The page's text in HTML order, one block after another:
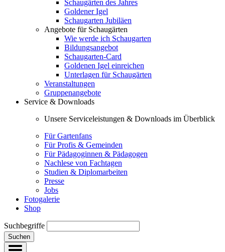
Schaugärten des Jahres
Goldener Igel
Schaugarten Jubiläen
Angebote für Schaugärten
Wie werde ich Schaugarten
Bildungsangebot
Schaugarten-Card
Goldenen Igel einreichen
Unterlagen für Schaugärten
Veranstaltungen
Gruppenangebote
Service & Downloads
Unsere Serviceleistungen & Downloads im Überblick
Für Gartenfans
Für Profis & Gemeinden
Für Pädagoginnen & Pädagogen
Nachlese von Fachtagen
Studien & Diplomarbeiten
Presse
Jobs
Fotogalerie
Shop
Suchbegriffe
Suchen